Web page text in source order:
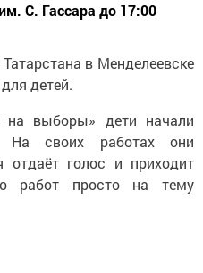
С. Гассара до 17:00
в Менделеевске
детей.
на выборы» дети начали
На своих работах они
голос и приходит
работ просто на тему